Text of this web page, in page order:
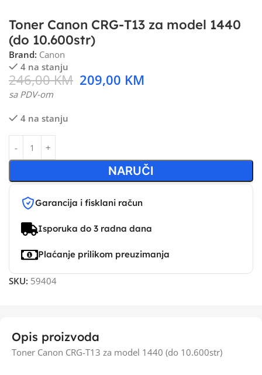
Toner Canon CRG-T13 za model 1440
(do 10.600str)
Brand: Canon
4 na stanju
246,00KM 209,00 KM
sa PDV-om
4 na stanju
NARUČI
Garancija i fisklani račun
Isporuka do 3 radna dana
Plaćanje prilikom preuzimanja
SKU: 59404
Opis proizvoda
Toner Canon CRG-T13 za model 1440 (do 10.600str)